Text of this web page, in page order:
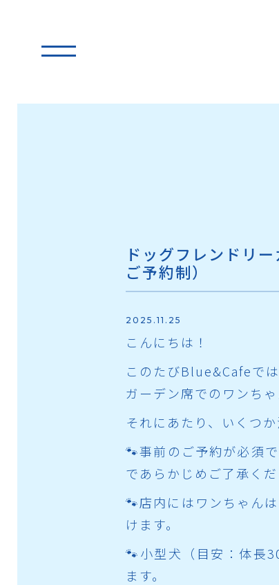
ドッグフレンドリ
ご予約制）
2025.11.25
こんにちは！
このたびBlue&Cafeでは
ガーデン席でのワンち
それにあたり、いくつ
🐾事前のご予約が必須
であらかじめご了承くだ
🐾店内にはワンちゃん
けます。
🐾小型犬（目安：体長
ます。